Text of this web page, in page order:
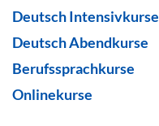
Deutsch Intensivkurse
Deutsch Abendkurse
Berufssprachkurse
Onlinekurse